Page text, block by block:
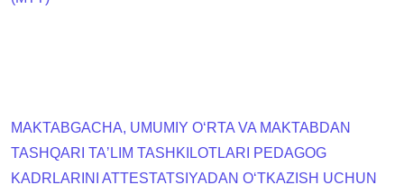
MAKTABGACHA, UMUMIY OʻRTA VA MAKTABDAN
TASHQARI TAʼLIM TASHKILOTLARI PEDAGOG
KADRLARINI ATTESTATSIYADAN OʻTKAZISH UCHUN